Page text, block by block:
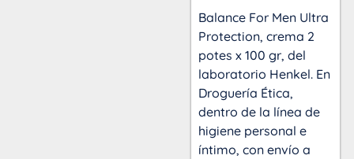
Balance For Men Ultra
Protection, crema 2
potes x 100 gr, del
laboratorio Henkel. En
Droguería Ética,
dentro de la línea de
higiene personal e
íntimo, con envío a